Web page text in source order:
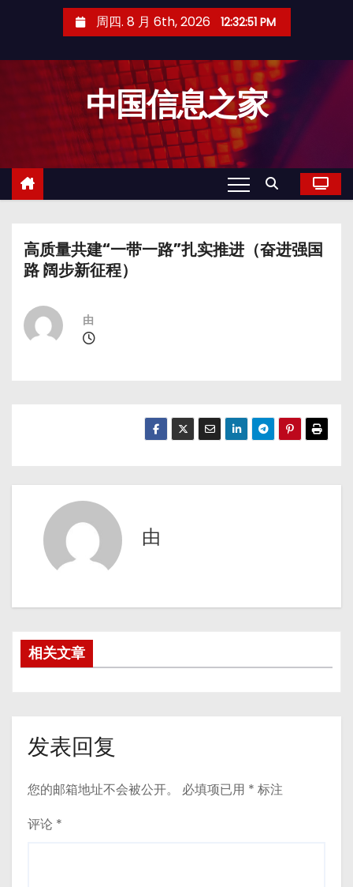
周四. 8 月 6th, 2026 12:32:52 PM
中国信息之家
高质量共建“一带一路”扎实推进（奋进强国
路 阔步新征程）
由
由
相关文章
发表回复
您的邮箱地址不会被公开。 必填项已用 * 标注
评论 *